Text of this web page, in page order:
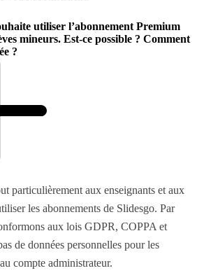
utiliser l’abonnement Premium
mineurs. Est-ce possible ? Comment
?
particulièrement aux enseignants et aux
les abonnements de Slidesgo. Par
aux lois GDPR, COPPA et
de données personnelles pour les
compte administrateur.